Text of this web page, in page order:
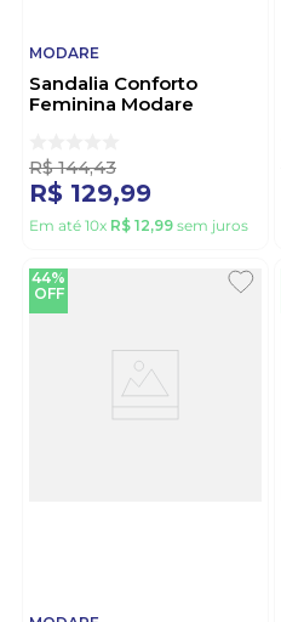
MODARE
Sandalia Conforto
Feminina Modare
R$ 144,43
R$ 129,99
Em até 10x R$ 12,99 sem juros
44%
OFF